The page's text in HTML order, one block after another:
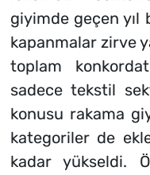
giyimde geçen yıl
kapanmalar zirve
toplam
sadece tekstil
konusu rakama
kategoriler de
kadar yükseldi.